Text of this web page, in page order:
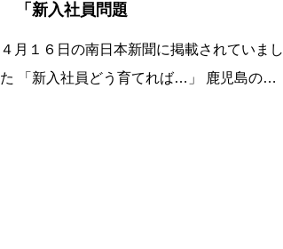
「新入社員問題
４月１６日の南日本新聞に掲載されていまし
た 「新入社員どう育てれば…」 鹿児島のプ